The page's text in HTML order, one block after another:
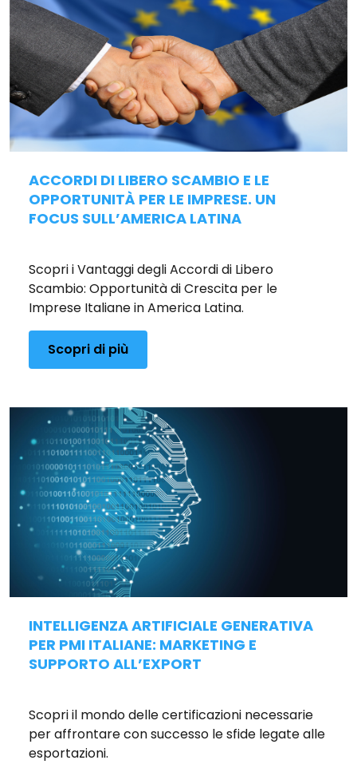
ACCORDI DI LIBERO SCAMBIO E LE
OPPORTUNITÀ PER LE IMPRESE. UN
FOCUS SULL’AMERICA LATINA
Scopri i Vantaggi degli Accordi di Libero
Scambio: Opportunità di Crescita per le
Imprese Italiane in America Latina.
Scopri di più
INTELLIGENZA ARTIFICIALE GENERATIVA
PER PMI ITALIANE: MARKETING E
SUPPORTO ALL’EXPORT
Scopri il mondo delle certificazioni necessarie
per affrontare con successo le sfide legate alle
esportazioni.